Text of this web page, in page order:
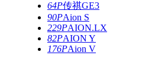
64P传祺GE3
90PAion S
229PAION.LX
82PAION Y
176PAion V